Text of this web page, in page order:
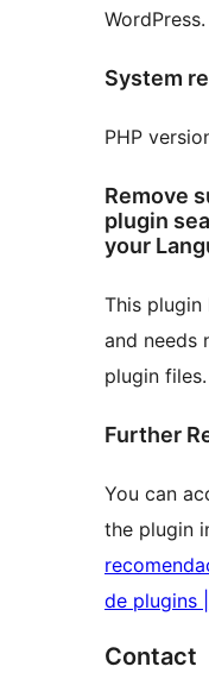
WordPress.
System
PHP
Remove
plugin
your
This plugin
and needs
plugin files.
Further
You can
the plugin
de plugins
Contact